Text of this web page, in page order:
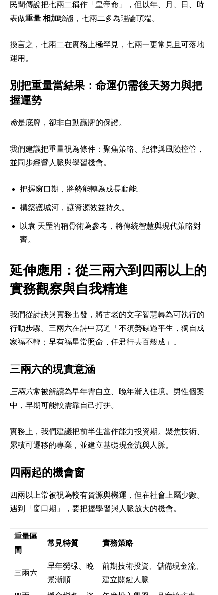
民間傳說把七兩二稱作「皇帝命」，但以年、月、日、時
表做重量 相加驗證，七兩二多為理論頂端。
換言之，七兩二在實務上極罕見，七兩一更常見且可落地
運用。
別把重量當結果：命運仍需後天努力與把
握運勢
命是底牌，卻非自動贏牌的保證。
我們建議把重量視為條件：聚焦策略、紀律與風險控管，
並同步經營人脈與學習機會。
把握窗口期，將勢能轉為成長動能。
構築護城河，讓資源效益持久。
以袁 天罡的稱骨術為參考，將傳統智慧與現代策略對
齊。
延伸應用：從三兩六到四兩以上的
實務觀察與自我精進
我們從詩訣與實務出發，將古老的文字智慧轉為可執行的
行動步驟。三兩六在詩中寫道「不須勞碌過平生，獨自成
家福不輕；早有福星常照命，任君行去百般成」。
三兩六的現實意涵
三兩六常被解讀為早年需自立、晚年漸入佳境。男性個案
中，早期可能較需靠自己打拼。
實務上，我們建議把前半生當作能力投資期。聚焦技術、
累積可遷移的專業，並建立基礎現金流與人脈。
四兩起的機會窗
四兩以上常被視為較有資源與機運，但在社會上屬少數。
遇到「窗口期」，要把握學習與人脈放大的機會。
重量區
間
常見特質 實務策略
三兩六
早年勞碌、晚
景漸順
前期技術投資、儲備現金流、
建立關鍵人脈